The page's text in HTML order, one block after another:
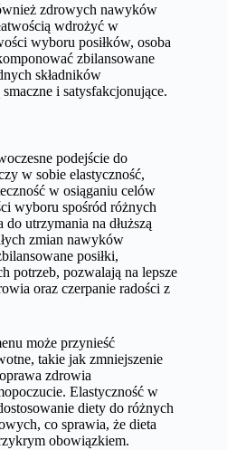
zdrowych nawyków
wdrożyć w
wyboru posiłków, osoba
zbilansowane
składników
i satysfakcjonujące.
podejście do
w sobie elastyczność,
w osiąganiu celów
wyboru spośród różnych
do utrzymania na dłuższą
zmian nawyków
posiłki,
potrzeb, pozwalają na lepsze
oraz czerpanie radości z
może przynieść
takie jak zmniejszenie
zdrowia
Elastyczność w
diety do różnych
co sprawia, że dieta
obowiązkiem.